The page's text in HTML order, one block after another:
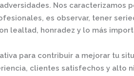
Nos
es observar, tener
lealtad, honradez y lo más
para contribuir a mejorar tu
clientes satisfechos y alto